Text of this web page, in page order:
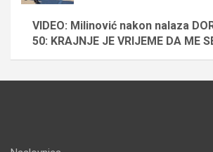
VIDEO: Milinović nakon nalaza
50: KRAJNJE JE VRIJEME DA ME